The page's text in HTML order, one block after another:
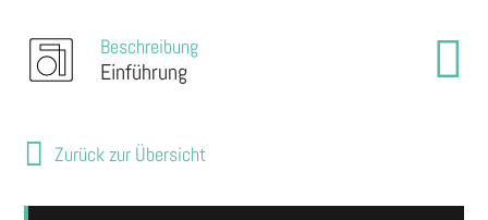
Beschreibung
Einführung
Zurück zur Übersicht